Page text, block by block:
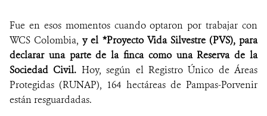
Fue en esos momentos cuando optaron por trabajar con
WCS Colombia,y el *Proyecto Vida Silvestre (PVS), para
declarar una parte de la finca como una Reserva de la
Sociedad Civil. Hoy, según el Registro Único de Áreas
Protegidas (RUNAP), 164 hectáreas de Pampas-Porvenir
están resguardadas.